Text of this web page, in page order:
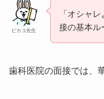
ピカコ先生
「オシャレ
接の基本ル
歯科医院の面接では、